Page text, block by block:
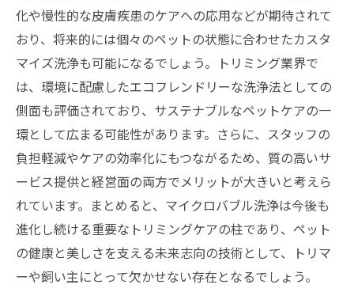
化や慢性的な皮膚疾患のケアへの応用などが期待されて
おり、将来的には個々のペットの状態に合わせたカスタ
マイズ洗浄も可能になるでしょう。トリミング業界で
は、環境に配慮したエコフレンドリーな洗浄法としての
側面も評価されており、サステナブルなペットケアの一
環として広まる可能性があります。さらに、スタッフの
負担軽減やケアの効率化にもつながるため、質の高いサ
ービス提供と経営面の両方でメリットが大きいと考えら
れています。まとめると、マイクロバブル洗浄は今後も
進化し続ける重要なトリミングケアの柱であり、ペット
の健康と美しさを支える未来志向の技術として、トリマ
ーや飼い主にとって欠かせない存在となるでしょう。